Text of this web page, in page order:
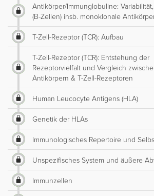
Antikörper/Immunglobuline:
(B-Zellen) insb. monoklonale
T-Zell-Rezeptor (TCR): Aufbau
T-Zell-Rezeptor (TCR): Entstehung der
Rezeptorvielfalt und Vergleich
Antikörpern & T-Zell-Rezeptoren
Human Leucocyte Antigens (HLA)
Genetik der HLAs
Immunologisches Repertoire und
Unspezifisches System und äußere
Immunzellen